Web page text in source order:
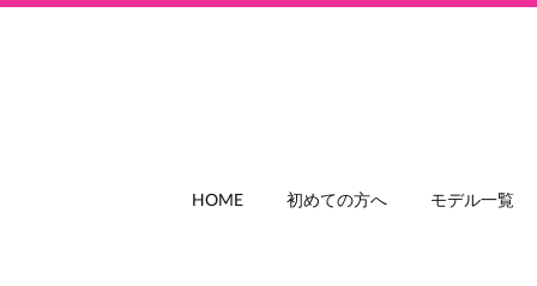
HOME 初めての方へ モデル一覧